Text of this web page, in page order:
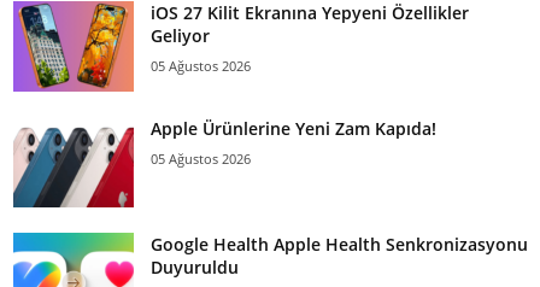
iOS 27 Kilit Ekranına Yepyeni Özellikler
Geliyor
05 Ağustos 2026
Apple Ürünlerine Yeni Zam Kapıda!
05 Ağustos 2026
Google Health Apple Health Senkronizasyonu
Duyuruldu